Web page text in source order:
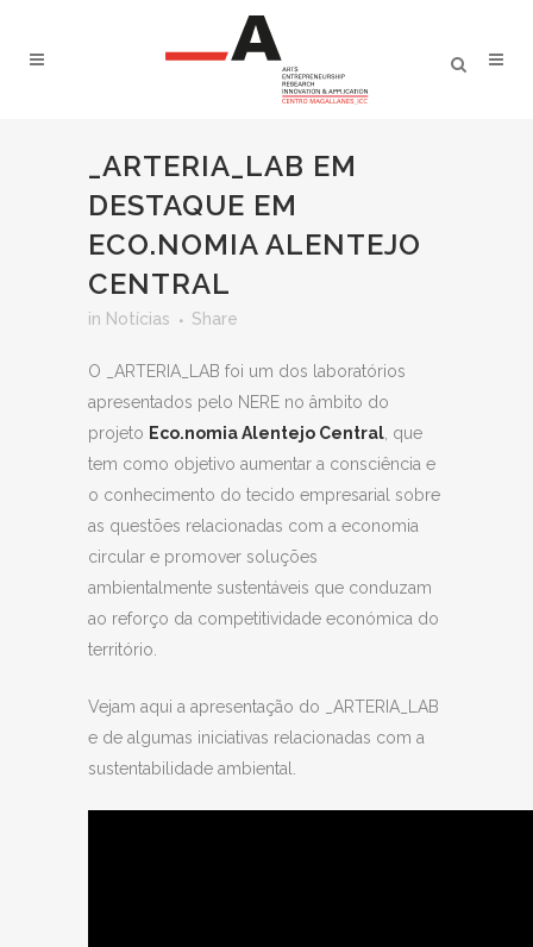
_ARTERIA_LAB EM
DESTAQUE EM
ECO.NOMIA ALENTEJO
CENTRAL
in Notícias Share
O _ARTERIA_LAB foi um dos laboratórios
apresentados pelo NERE no âmbito do
projeto Eco.nomia Alentejo Central , que
tem como objetivo aumentar a consciência e
o conhecimento do tecido empresarial sobre
as questões relacionadas com a economia
circular e promover soluções
ambientalmente sustentáveis que conduzam
ao reforço da competitividade económica do
território.
Vejam aqui a apresentação do _ARTERIA_LAB
e de algumas iniciativas relacionadas com a
sustentabilidade ambiental.